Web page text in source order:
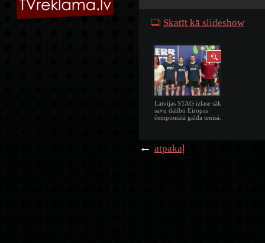
Skatīt kā slideshow
Latvijas STAG izlase sāk
savu dalību Eiropas
čempionātā galda tenisā.
← atpakaļ